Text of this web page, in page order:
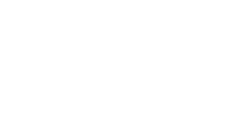
Boa Respirabilidade - Tecido
Cobertura com Short Interno -
Toque Macio - Sensação
o Short Elite Preto e